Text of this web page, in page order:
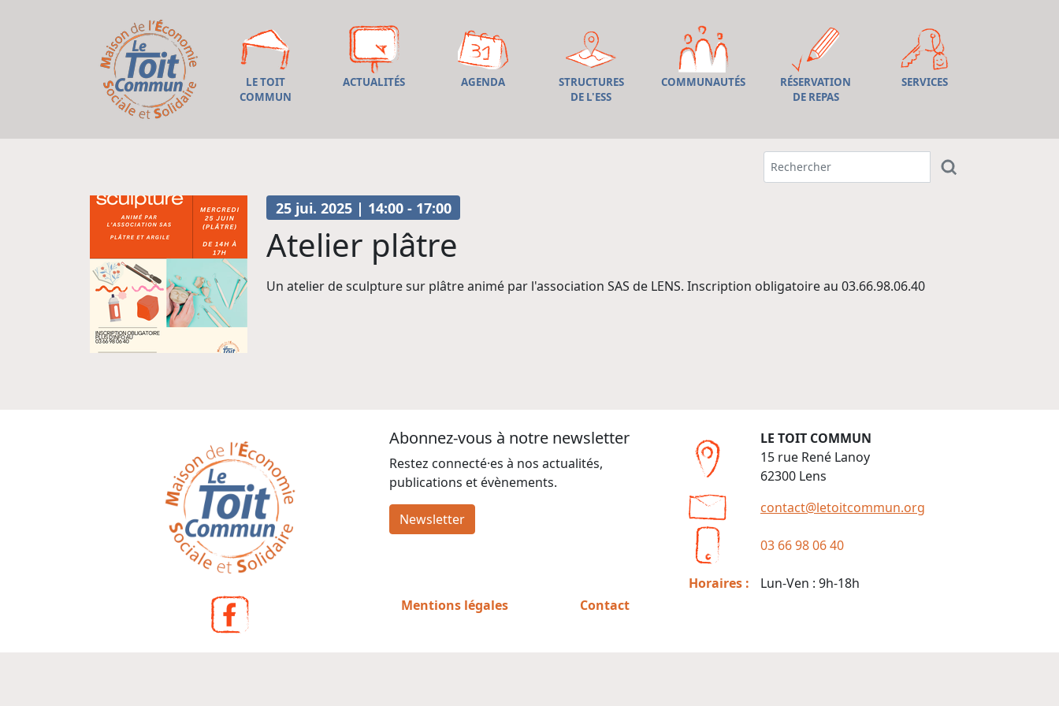
LE TOIT
COMMUN
ACTUALITÉS AGENDA
STRUCTURES
DE L'ESS
COMMUNAUTÉS
RÉSERVATION
DE REPAS
SERVICES
25 jui. 2025 | 14:00 - 17:00
Atelier plâtre
Un atelier de sculpture sur plâtre animé par l'association SAS de LENS. Inscription obligatoire au 03.66.98.06.40
Abonnez-vous à notre newsletter
Restez connecté·es à nos actualités,
publications et évènements.
Newsletter
LE TOIT COMMUN
15 rue René Lanoy
62300 Lens
contact@letoitcommun.org
03 66 98 06 40
Horaires :
Lun-Ven : 9h-18h
Mentions légales
Contact